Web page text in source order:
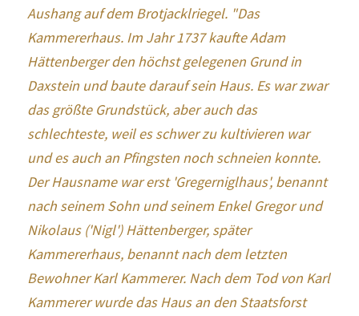
Aushang auf dem Brotjacklriegel. "Das
Kammererhaus. Im Jahr 1737 kaufte Adam
Hättenberger den höchst gelegenen Grund in
Daxstein und baute darauf sein Haus. Es war zwar
das größte Grundstück, aber auch das
schlechteste, weil es schwer zu kultivieren war
und es auch an Pfingsten noch schneien konnte.
Der Hausname war erst 'Gregerniglhaus', benannt
nach seinem Sohn und seinem Enkel Gregor und
Nikolaus ('Nigl') Hättenberger, später
Kammererhaus, benannt nach dem letzten
Bewohner Karl Kammerer. Nach dem Tod von Karl
Kammerer wurde das Haus an den Staatsforst